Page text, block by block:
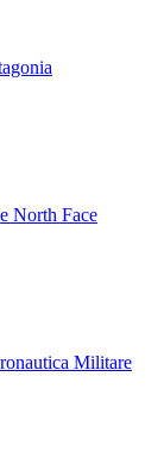
North Face
Militare